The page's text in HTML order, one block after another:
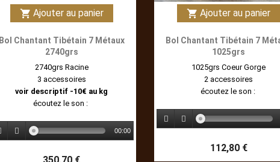
shopping_cart Ajouter au panier
Bol Chantant Tibétain 7 Métaux
2740grs
2740grs Racine
3 accessoires
voir descriptif -10€ au kg
écoutez le son :
00:00
shopping_cart Ajouter au panier
Bol Chantant Tibétain 7
1025grs
1025grs Coeur Gorge
2 accessoires
écoutez le son :
112,80 €